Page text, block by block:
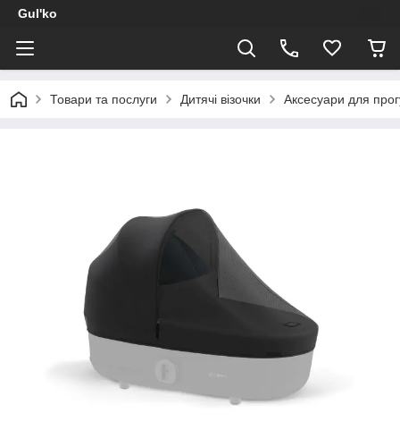
Gul'ko
Товари та послуги Дитячі візочки Аксесуари для